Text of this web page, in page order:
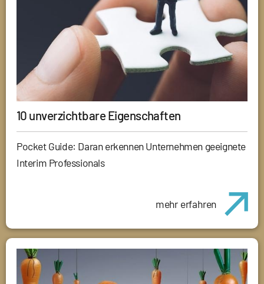
10 unverzichtbare Eigenschaften
Pocket Guide: Daran erkennen Unternehmen geeignete
Interim Professionals
mehr erfahren